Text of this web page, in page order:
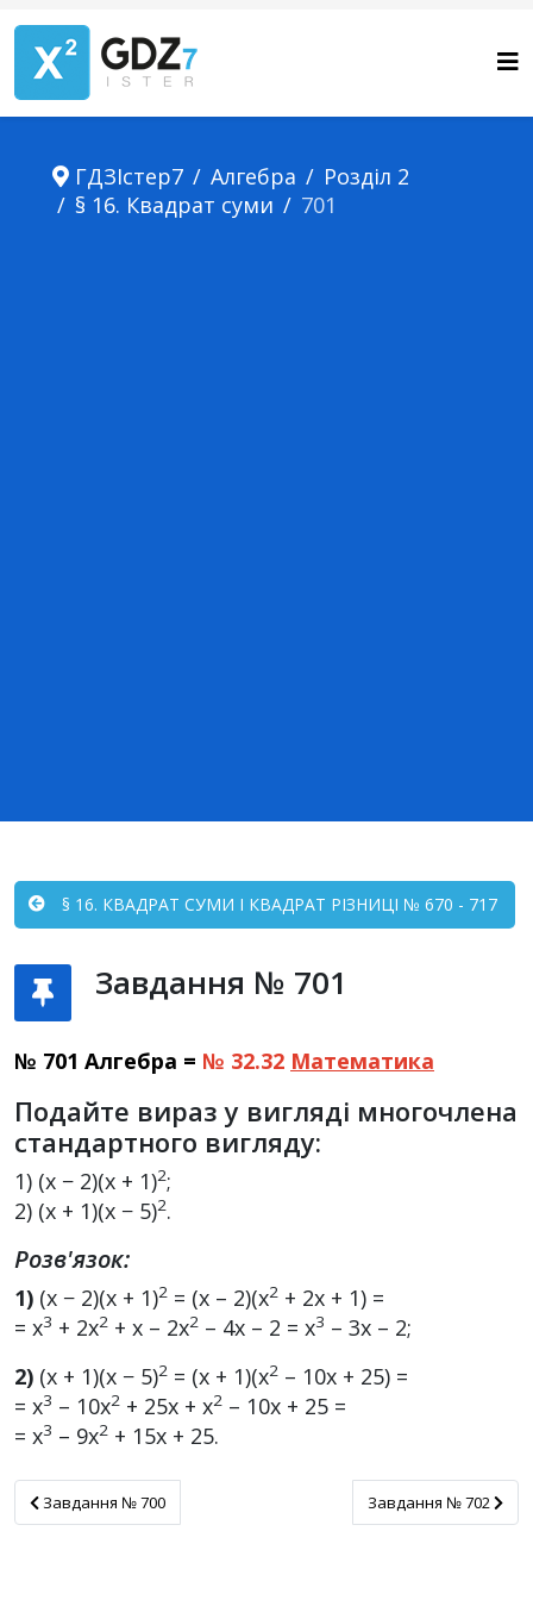
ГДЗІстер7 Алгебра
Розділ 2
§ 16. Квадрат суми
701
§ 16. КВАДРАТ СУМИ І КВАДРАТ РІЗНИЦІ № 670 - 717
Завдання № 701
№ 701 Алгебра = № 32.32 Математика
Подайте вираз у вигляді многочлена
стандартного вигляду:
1) (x − 2)(x + 1)2;
2) (x + 1)(x − 5)2.
Розв'язок:
1) (x − 2)(x + 1)2 = (х – 2)(x2 + 2x + 1) =
= x3 + 2х2 + х – 2x2 – 4x – 2 = x3 – 3x – 2;
2) (x + 1)(x − 5)2 = (x + 1)(x2 – 10x + 25) =
= x3 – 10x2 + 25x + x2 – 10x + 25 =
= x3 – 9х2 + 15x + 25.
Завдання № 700
Завдання № 700 Завдання № 702
Завдання № 702